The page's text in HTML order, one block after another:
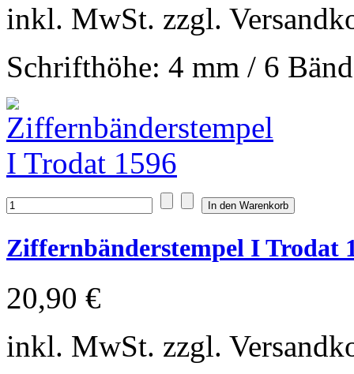
inkl. MwSt. zzgl.
Schrifthöhe: 4 mm / 6
Ziffernbänderstempel I Trodat
20,90 €
inkl. MwSt. zzgl.